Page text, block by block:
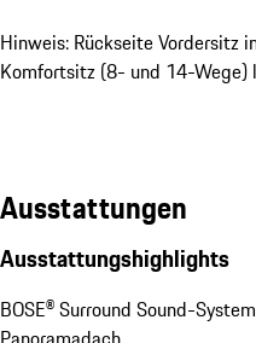
Hinweis: Rückseite Vordersitz
Komfortsitz (8- und 14-Wege)
Ausstattungen
Ausstattungshighlights
BOSE® Surround Sound-System